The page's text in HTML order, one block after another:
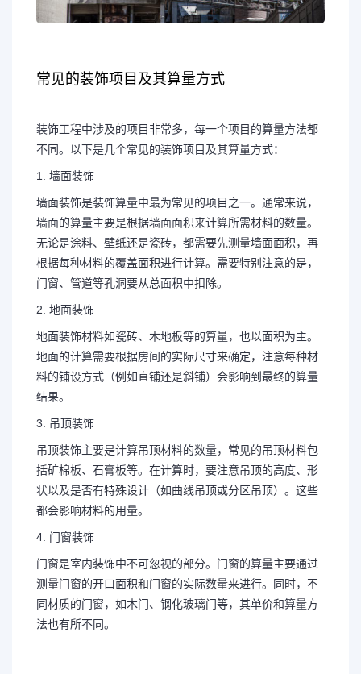
常见的装饰项目及其算量方式
装饰工程中涉及的项目非常多，每一个项目的算量方法都
不同。以下是几个常见的装饰项目及其算量方式：
1. 墙面装饰
墙面装饰是装饰算量中最为常见的项目之一。通常来说，
墙面的算量主要是根据墙面面积来计算所需材料的数量。
无论是涂料、壁纸还是瓷砖，都需要先测量墙面面积，再
根据每种材料的覆盖面积进行计算。需要特别注意的是，
门窗、管道等孔洞要从总面积中扣除。
2. 地面装饰
地面装饰材料如瓷砖、木地板等的算量，也以面积为主。
地面的计算需要根据房间的实际尺寸来确定，注意每种材
料的铺设方式（例如直铺还是斜铺）会影响到最终的算量
结果。
3. 吊顶装饰
吊顶装饰主要是计算吊顶材料的数量，常见的吊顶材料包
括矿棉板、石膏板等。在计算时，要注意吊顶的高度、形
状以及是否有特殊设计（如曲线吊顶或分区吊顶）。这些
都会影响材料的用量。
4. 门窗装饰
门窗是室内装饰中不可忽视的部分。门窗的算量主要通过
测量门窗的开口面积和门窗的实际数量来进行。同时，不
同材质的门窗，如木门、钢化玻璃门等，其单价和算量方
法也有所不同。